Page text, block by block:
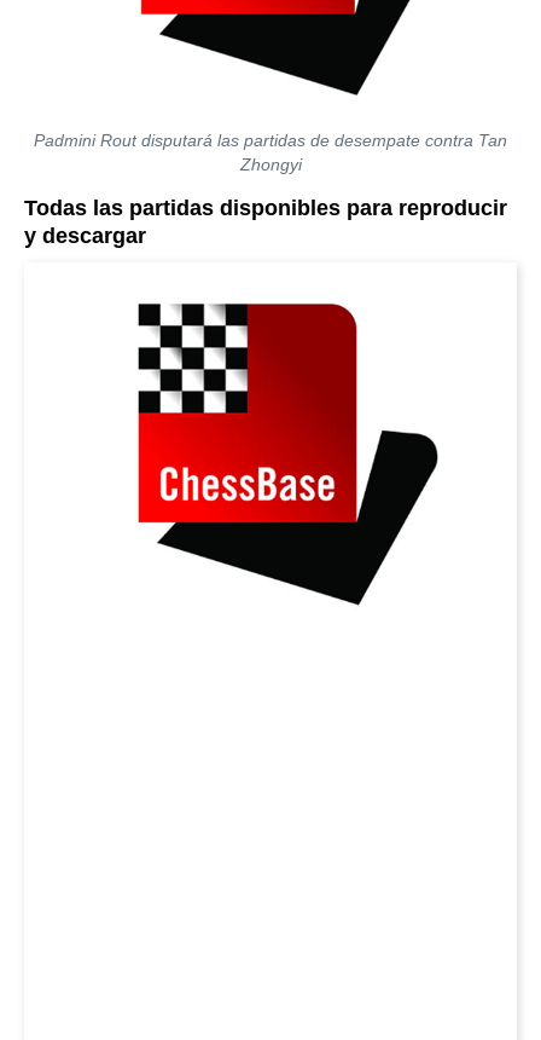
Padmini Rout disputará las partidas de desempate contra Tan
Zhongyi
Todas las partidas disponibles para reproducir
y descargar